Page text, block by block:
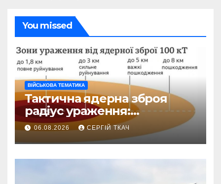
You missed
ВІЙСЬКОВА ТЕМАТИКА
Тактична ядерна зброя
радіус ураження:
детальний розбір зон
знищення
06.08.2026 СЕРГІЙ ТКАЧ